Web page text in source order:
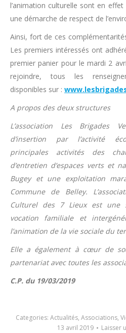
l’animation culturelle sont en
une démarche de respect de
Ainsi, fort de ces
Les premiers intéressés ont
premier panier pour le mardi 2
rejoindre, tous les
disponibles sur :
A propos des deux structures
L’association Les Brigades
d’insertion par l’activité
principales activités des
d’entretien d’espaces verts et
Bugey et une exploitation
Commune de Belley.
Culturel des 7 Lieux est une
vocation familiale et
l’animation de la vie sociale du
Elle a également à cœur de
partenariat avec toutes les
C.P. du 19/03/2019
Categories: Actualités, Associations,
13 avril 2019
Laisser